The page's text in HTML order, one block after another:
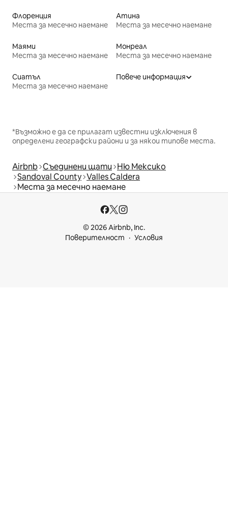
Флоренция
Места за месечно наемане
Атина
Места за месечно наемане
Маями
Места за месечно наемане
Монреал
Места за месечно наемане
Сиатъл
Места за месечно наемане
Повече информация
*Възможно е да се прилагат известни изключения в
определени географски райони и за някои типове места.
Airbnb Съединени щати Ню Мексико
Sandoval County Valles Caldera
Места за месечно наемане
© 2026 Airbnb, Inc.
Поверителност
Условия